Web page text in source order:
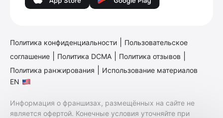
Политика конфиденциальности
Пользовательское
соглашение
Политика DCMA Политика отзывов
Политика ранжирования
Использование материалов
EN
Информация о франшизах, размещённых на сайте не
является офертой. Конечные условия уточняйте при